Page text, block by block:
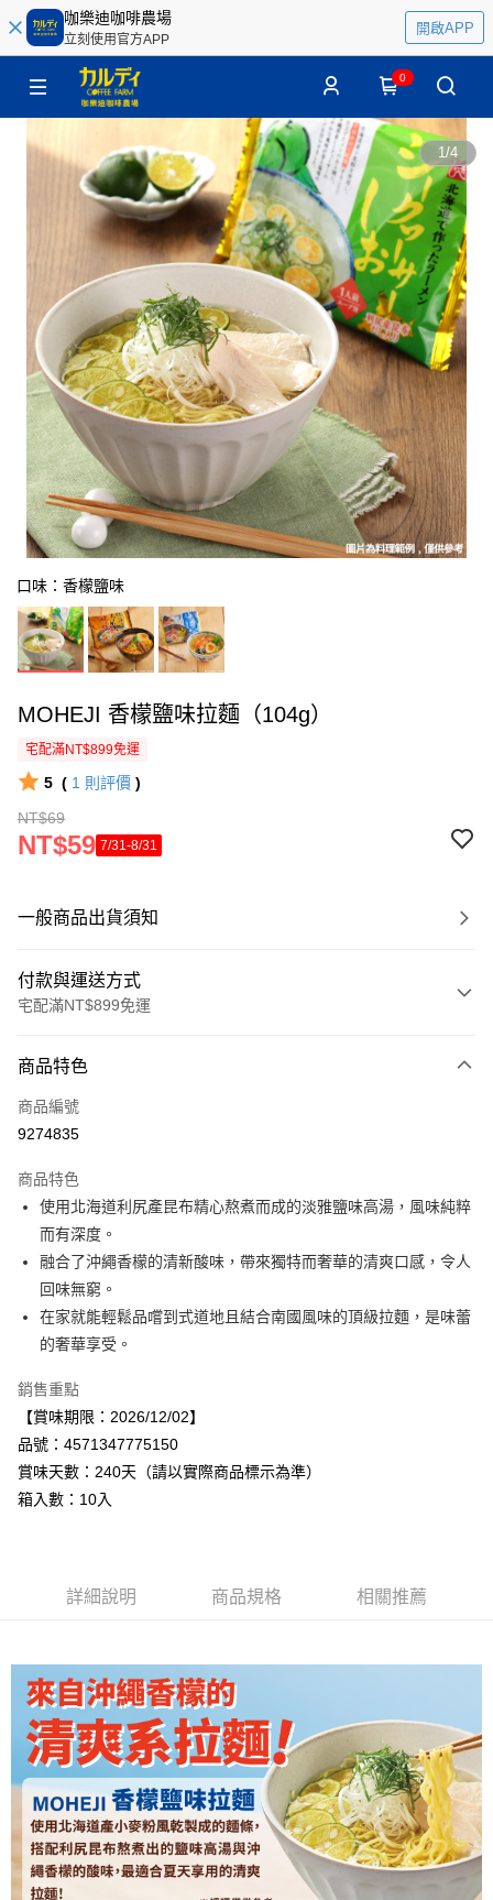
咖樂迪咖啡農場
立刻使用官方APP
開啟APP
0
1/4
口味：香檬鹽味
MOHEJI 香檬鹽味拉麵（104g）
宅配滿NT$899免運
5 ( 1 則評價 )
NT$69
NT$59 7/31-8/31
一般商品出貨須知
付款與運送方式
宅配滿NT$899免運
信用卡一次付款
LINE Pay
街口支付
悠遊付
Google Pay
全盈+PAY
相關說明
【關於「AFTEE先享後付」】
AFTEE先享後付是「在收到商品之後才付款」的支付方式。 讓您購物簡單
便利好安心！
１．簡單：不需註冊會員、不需綁卡、不需儲值。
２．便利：只要手機號碼，簡訊認證，即可結帳。
結帳頁面，進行簡訊認證並確認金額後，即可完成結帳。
購買商品的店家。未經商家同意取消之訂單仍視為有效，需透過AFTEE先享
後付繳納相關費用。
※ 交易是否成功請以「AFTEE先享後付 」之結帳頁面顯示為準，若有關於
是否繳費成功／繳費後需取消欲退款等相關疑問，請聯繫「AFTEE先享後付
客戶支援中心」 https://netprotections.freshdesk.com/support/home
【注意事項】
１．透過由恩沛科技股份有限公司提供之「AFTEE先享後付」服務完成之交
易，需依本服務之必要範圍內提供個人資料，並將交易相關給付款項請求債
權轉讓予恩沛科技股份有限公司。
２．關於個人資料處理事宜，請瀏覽以下網址：
運送方式
宅配
每筆NT$120，滿NT$899(含以上)免運費
商品特色
商品編號
9274835
商品特色
使用北海道利尻產昆布精心熬煮而成的淡雅鹽味高湯，風味純粹
而有深度。
融合了沖繩香檬的清新酸味，帶來獨特而奢華的清爽口感，令人
回味無窮。
在家就能輕鬆品嚐到式道地且結合南國風味的頂級拉麵，是味蕾
的奢華享受。
銷售重點
【賞味期限：2026/12/02】
品號：4571347775150
賞味天數：240天（請以實際商品標示為準）
箱入數：10入
詳細說明 商品規格 相關推薦